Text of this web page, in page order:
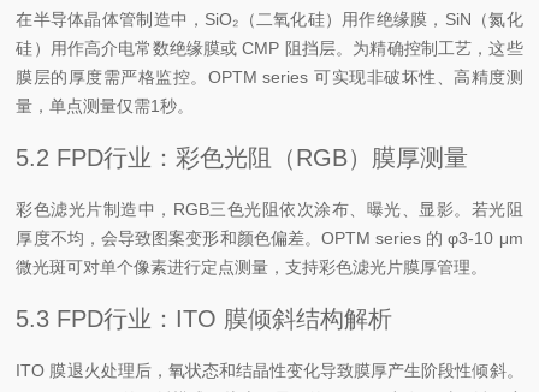
在半导体晶体管制造中，SiO₂（二氧化硅）用作绝缘膜，SiN（氮化
硅）用作高介电常数绝缘膜或 CMP 阻挡层。为精确控制工艺，这些
膜层的厚度需严格监控。OPTM series 可实现非破坏性、高精度测
量，单点测量仅需1秒。
5.2 FPD行业：彩色光阻（RGB）膜厚测量
彩色滤光片制造中，RGB三色光阻依次涂布、曝光、显影。若光阻
厚度不均，会导致图案变形和颜色偏差。OPTM series 的 φ3-10 μm
微光斑可对单个像素进行定点测量，支持彩色滤光片膜厚管理。
5.3 FPD行业：ITO 膜倾斜结构解析
ITO 膜退火处理后，氧状态和结晶性变化导致膜厚产生阶段性倾斜。